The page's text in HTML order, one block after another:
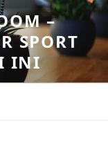
–
SPORT
INI